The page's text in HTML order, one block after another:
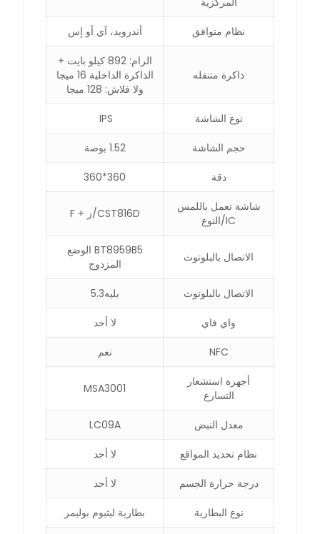
نظام متوافق أندرويد، آي أو إس
ذاكرة متنقله
الرام: 892 كيلو بايت +
الذاكرة الداخلية 16 ميجا
ولا فلاش: 128 ميجا
نوع الشاشة IPS
حجم الشاشة 1.52 بوصة
دقة 360*360
شاشة تعمل باللمس
IC/النوع
CST816D/ز + F
الاتصال بالبلوتوث
BT8959B5 الوضع
المزدوج
الاتصال بالبلوتوث بليه5.3
واي فاي لا أحد
NFC نعم
أجهزة استشعار
التسارع
MSA3001
معدل النبض LC09A
نظام تحديد المواقع لا أحد
درجة حرارة الجسم لا أحد
نوع البطارية بطارية ليثيوم بوليمر